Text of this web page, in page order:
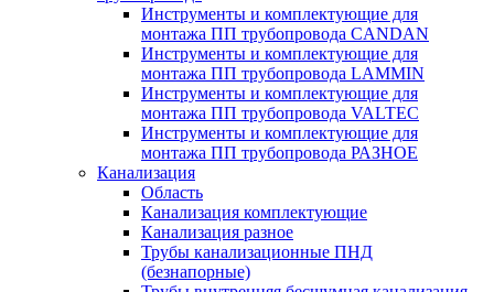
Инструменты и комплектующие для
монтажа ПП трубопровода CANDAN
Инструменты и комплектующие для
монтажа ПП трубопровода LAMMIN
Инструменты и комплектующие для
монтажа ПП трубопровода VALTEC
Инструменты и комплектующие для
монтажа ПП трубопровода РАЗНОЕ
Канализация
Область
Канализация комплектующие
Канализация разное
Трубы канализационные ПНД
(безнапорные)